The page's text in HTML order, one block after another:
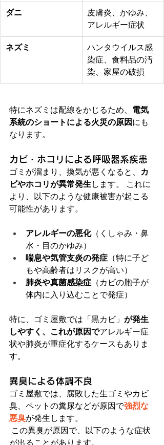
ダニ
皮膚炎、かゆみ、
アレルギー症状
ネズミ
ハンタウイルス感
染症、食料品の汚
染、家屋の破損
特にネズミは配線をかじるため、 電気
系統のショートによる火災の原因 にも
なります。
カビ・ホコリによる呼吸器系疾患
ゴミが溜まり、換気が悪くなると、
カ
ビやホコリが異常発生 します。 これに
より、以下のような健康被害が起こる
可能性があります。
アレルギーの悪化（くしゃみ・鼻
水・目のかゆみ）
喘息や気管支炎の発症 （特に子ど
もや高齢者はリスクが高い）
肺炎や真菌感染症 （カビの胞子が
体内に入り込むことで発症）
特に、ゴミ屋敷では「黒カビ」 が発生
しやすく、これが原因でアレルギー症
状や肺炎が重症化するケースもありま
す。
異臭による体調不良
ゴミ屋敷では、腐敗した生ゴミやカビ
臭、ペットの糞尿などが原因で強烈な
悪臭が発生します。
この異臭が原因で、以下のような症状
が出ることがあります。